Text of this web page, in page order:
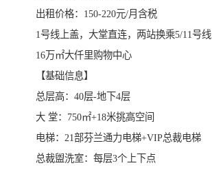
出租价格：150-220元/月含税
1号线上盖，大堂直连，两站换乘5/11号线
16万㎡大仟里购物中心
【基础信息】
总层高：40层-地下4层
大 堂：750㎡+18米挑高空间
电梯：21部芬兰通力电梯+VIP总裁电梯
总裁盥洗室：每层3个上下点